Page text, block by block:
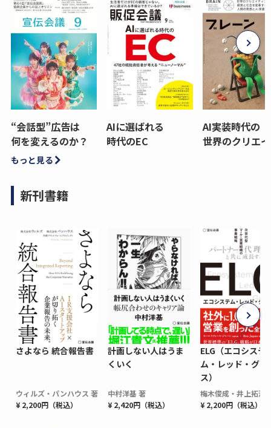
“会話型”広告は
何を変えるのか？
AIに選ばれる
時代のEC
AI実装時代の
世界のクリエ
もっと見る
新刊書籍
さよなら 統合報告書
ウィルズ・パンハウス 著
¥ 2,200円（税込）
計画しない人はうま
くいく
中村洋基 著
¥ 2,420円（税込）
ELG（エコシステ
ム・レッド・グロ
ス）
梅木俊成・井上拓海
¥ 2,200円（税込）